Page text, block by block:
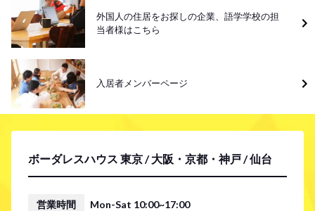
ボーダレスハウス 東京 / 大阪・京都・神戸 / 仙台
営業時間 Mon-Sat 10:00~17:00
外国人の住居をお探しの企業、語学学校の担
当者様はこちら
入居者メンバーページ